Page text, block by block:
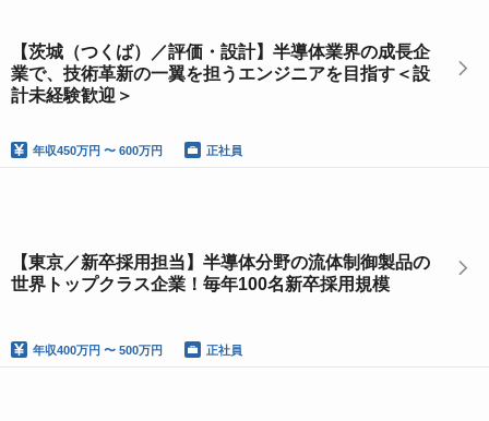
【茨城（つくば）／評価・設計】半導体業界の成長企
業で、技術革新の一翼を担うエンジニアを目指す＜設
計未経験歓迎＞
年収450万円 〜 600万円 正社員
【東京／新卒採用担当】半導体分野の流体制御製品の
世界トップクラス企業！毎年100名新卒採用規模
年収400万円 〜 500万円 正社員